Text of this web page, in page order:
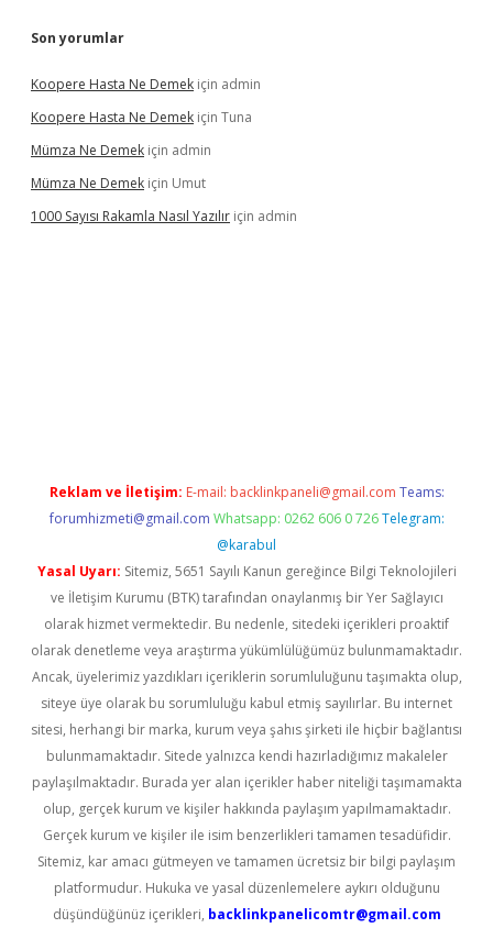
Son yorumlar
Koopere Hasta Ne Demek için admin
Koopere Hasta Ne Demek için Tuna
Mümza Ne Demek için admin
Mümza Ne Demek için Umut
1000 Sayısı Rakamla Nasıl Yazılır için admin
Reklam ve İletişim: E-mail: backlinkpaneli@gmail.com Teams:
forumhizmeti@gmail.com Whatsapp: 0262 606 0 726 Telegram:
@karabul
Yasal Uyarı: Sitemiz, 5651 Sayılı Kanun gereğince Bilgi Teknolojileri
ve İletişim Kurumu (BTK) tarafından onaylanmış bir Yer Sağlayıcı
olarak hizmet vermektedir. Bu nedenle, sitedeki içerikleri proaktif
olarak denetleme veya araştırma yükümlülüğümüz bulunmamaktadır.
Ancak, üyelerimiz yazdıkları içeriklerin sorumluluğunu taşımakta olup,
siteye üye olarak bu sorumluluğu kabul etmiş sayılırlar. Bu internet
sitesi, herhangi bir marka, kurum veya şahıs şirketi ile hiçbir bağlantısı
bulunmamaktadır. Sitede yalnızca kendi hazırladığımız makaleler
paylaşılmaktadır. Burada yer alan içerikler haber niteliği taşımamakta
olup, gerçek kurum ve kişiler hakkında paylaşım yapılmamaktadır.
Gerçek kurum ve kişiler ile isim benzerlikleri tamamen tesadüfidir.
Sitemiz, kar amacı gütmeyen ve tamamen ücretsiz bir bilgi paylaşım
platformudur. Hukuka ve yasal düzenlemelere aykırı olduğunu
düşündüğünüz içerikleri, backlinkpanelicomtr@gmail.com